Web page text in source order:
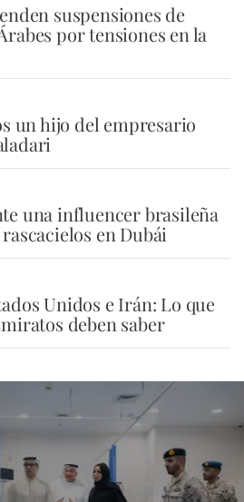
suspensiones de
por tensiones en la
un hijo del empresario
una influencer brasileña
en Dubái
Unidos e Irán: Lo que
deben saber